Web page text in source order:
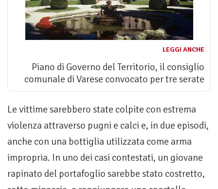
LEGGI ANCHE
Piano di Governo del Territorio, il consiglio
comunale di Varese convocato per tre serate
Le vittime sarebbero state colpite con estrema
violenza attraverso pugni e calci e, in due episodi,
anche con una bottiglia utilizzata come arma
impropria. In uno dei casi contestati, un giovane
rapinato del portafoglio sarebbe stato costretto,